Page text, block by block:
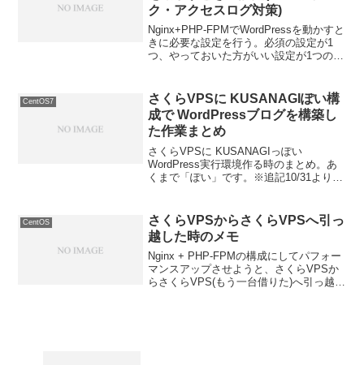
ク・アクセスログ対策)
Nginx+PHP-FPMでWordPressを動かすと
きに必要な設定を行う。必須の設定が1
つ、やっておいた方がいい設定が1つの計
たら）前提として以下の2つの設定は行
っ...
CentOS7
さくらVPSに KUSANAGIぽい構
成で WordPressブログを構築し
た作業まとめ
さくらVPSに KUSANAGIっぽい
WordPress実行環境作る時のまとめ。あ
くまで「ぽい」です。※追記10/31より、
ーネット、「KUSANAGI f...
CentOS
さくらVPSからさくらVPSへ引っ
越した時のメモ
Nginx + PHP-FPMの構成にしてパフォー
マンスアップさせようと、さくらVPSか
らさくらVPS(もう一台借りた)へ引っ越し